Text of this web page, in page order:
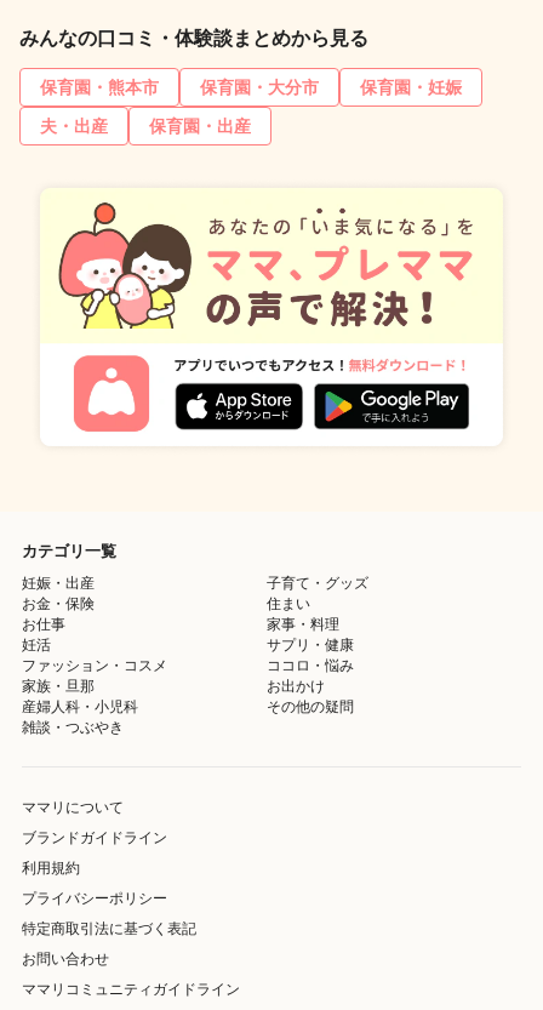
みんなの口コミ・体験談まとめから見る
保育園・熊本市 保育園・大分市
保育園・妊娠
夫・出産
保育園・出産
カテゴリ一覧
妊娠・出産
子育て・グッズ
お金・保険
住まい
お仕事
家事・料理
妊活
サプリ・健康
ファッション・コスメ
ココロ・悩み
家族・旦那
お出かけ
産婦人科・小児科
その他の疑問
雑談・つぶやき
ママリについて
ブランドガイドライン
利用規約
プライバシーポリシー
特定商取引法に基づく表記
お問い合わせ
ママリコミュニティガイドライン